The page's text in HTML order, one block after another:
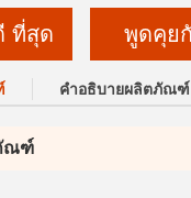
ที่สุด พูดคุย
คำอธิบายผลิตภัณฑ์
ณฑ์